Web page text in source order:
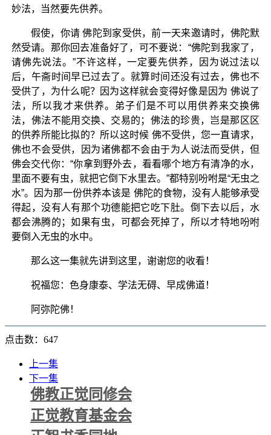
妙法，当然要先供养。
假使，你请 佛陀到家受供，前一天来邀请时，佛陀默
然受请。那你回去准备好了，可不要说：“佛陀到我家了，
请佛先说法。”不许这样，一定要先供养，因为说过法以
后，午斋时间早已过去了。就算时间还没有过去，佛也不
受供了，为什么呢？因为这样就会变得好像是因为 佛说了
法，所以我才来供养。弟子们是不可以用供养来交换佛
法，佛法不能用交换、交易的；佛法的珍贵，岂是那区区
的供养所能比拟的？所以这时候 佛不受供，您一直请求，
佛也不会受供，因为诸佛都不会由于为人说法而受供，但
佛会交代你：“你拿到野外去，看看哪个地方有清净的水，
里面不要有虫，就把它倒下水里去。”都特别吩咐是“无虫之
水”。因为那一份供养本该是 佛陀的食物，没有人能够承受
得起，没有人有那个功德能把它吃下肚。倒下去以后，水
都会沸腾的；如果有虫，可都会死掉了，所以才特地吩咐
要倒入无虫的水中。
那么这一集就先讲到这里，谢谢您的收看！
祝福您：色身康泰、学法无碍、早成佛道！
阿弥陀佛！
点击数：647
上一集
下一集
佛教正觉同修会
正觉教育基金会